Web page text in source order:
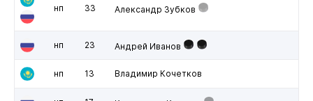
нп 33 Александр Зубков
нп 23 Андрей Иванов
нп 13 Владимир Кочетков